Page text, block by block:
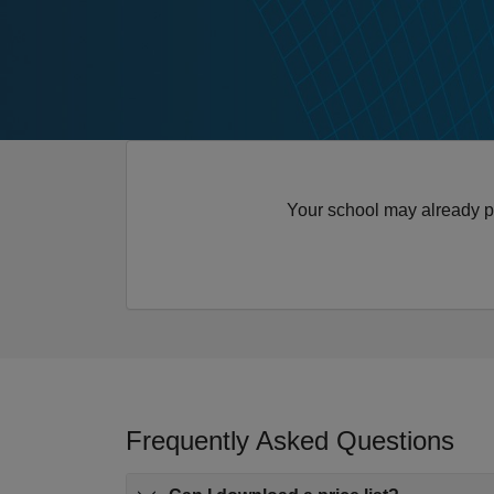
Your school may already
Frequently Asked Questions